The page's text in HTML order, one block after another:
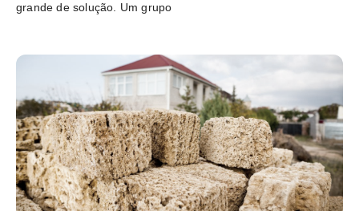
grande de solução. Um grupo